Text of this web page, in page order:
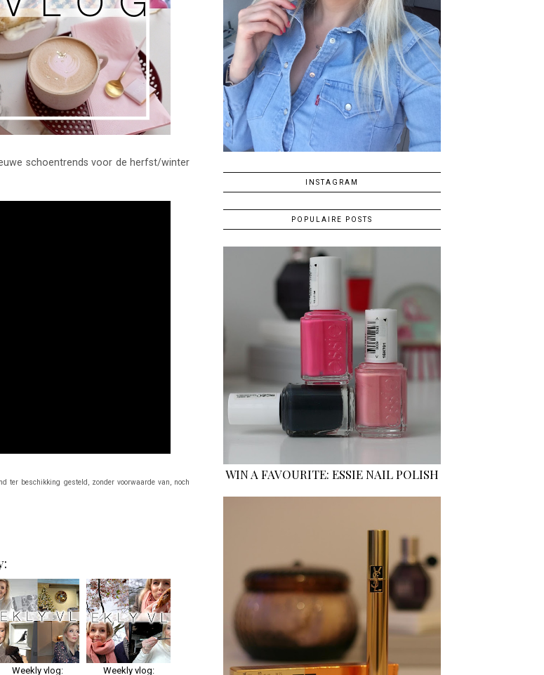
schoentrends voor de herfst/winter
ter beschikking gesteld, zonder voorwaarde van, noch
Weekly vlog:
Weekly vlog:
INSTAGRAM
POPULAIRE POSTS
WIN A FAVOURITE: ESSIE NAIL POLISH